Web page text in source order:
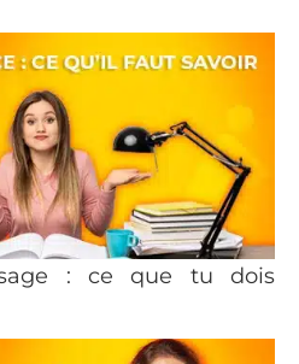
: ce que tu dois